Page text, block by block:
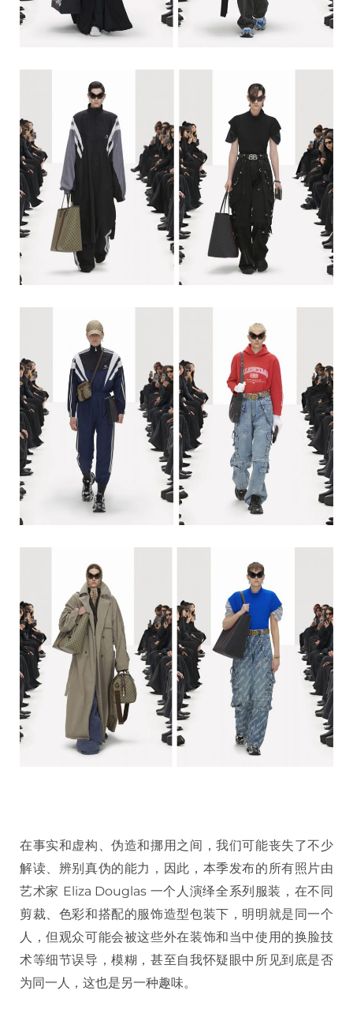
在事实和虚构、伪造和挪用之间，我们可能丧失了不少
解读、辨别真伪的能力，因此，本季发布的所有照片由
艺术家 Eliza Douglas 一个人演绎全系列服装，在不同
剪裁、色彩和搭配的服饰造型包装下，明明就是同一个
人，但观众可能会被这些外在装饰和当中使用的换脸技
术等细节误导，模糊，甚至自我怀疑眼中所见到底是否
为同一人，这也是另一种趣味。